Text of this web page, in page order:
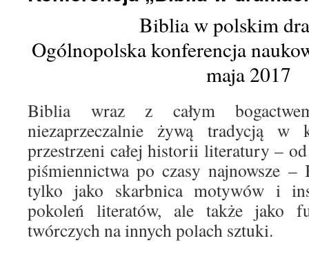
Biblia w polskim
Ogólnopolska konferencja
maja 2017
Biblia wraz z całym
niezaprzeczalnie żywą tradycją w
przestrzeni całej historii literatury –
piśmiennictwa po czasy najnowsze
tylko jako skarbnica motywów i
pokoleń literatów, ale także jako
twórczych na innych polach sztuki.